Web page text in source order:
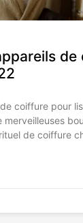
coiffure pour
de coiffure